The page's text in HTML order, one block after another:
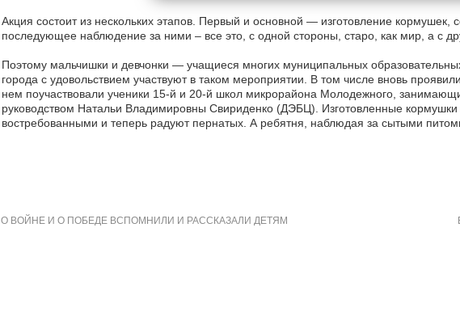
Акция состоит из нескольких этапов. Первый и основной — изготовление кормушек,
последующее наблюдение за ними – все это, с одной стороны, старо, как мир, а с
Поэтому мальчишки и девчонки — учащиеся многих муниципальных
города с удовольствием участвуют в таком мероприятии. В том числе вновь
нем поучаствовали ученики 15-й и 20-й школ микрорайона Молодежного,
руководством Натальи Владимировны Свириденко (ДЭБЦ). Изготовленные кормушки
востребованными и теперь радуют пернатых. А ребятня, наблюдая за сытыми
О ВОЙНЕ И О ПОБЕДЕ ВСПОМНИЛИ И РАССКАЗАЛИ ДЕТЯМ